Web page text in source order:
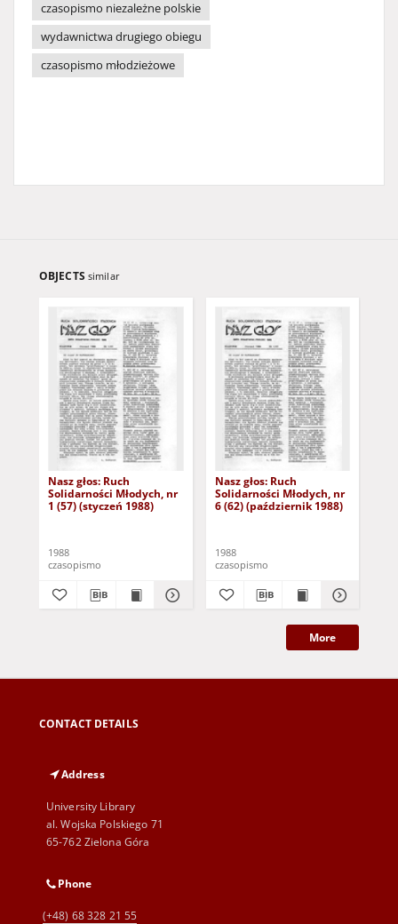
czasopismo niezależne polskie
wydawnictwa drugiego obiegu
czasopismo młodzieżowe
OBJECTS similar
Nasz głos: Ruch
Solidarności Młodych, nr
1 (57) (styczeń 1988)
1988
czasopismo
Nasz głos: Ruch
Solidarności Młodych, nr
6 (62) (październik 1988)
1988
czasopismo
More
CONTACT DETAILS
Address
University Library
al. Wojska Polskiego 71
65-762 Zielona Góra
Phone
(+48) 68 328 21 55